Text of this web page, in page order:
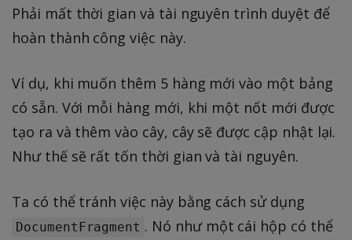
Phải mất thời gian và tài nguyên trình duyệt để
hoàn thành công việc này.
Ví dụ, khi muốn thêm 5 hàng mới vào một bảng
có sẵn. Với mỗi hàng mới, khi một nốt mới được
tạo ra và thêm vào cây, cây sẽ được cập nhật lại.
Như thế sẽ rất tốn thời gian và tài nguyên.
Ta có thể tránh việc này bằng cách sử dụng
DocumentFragment . Nó như một cái hộp có thể